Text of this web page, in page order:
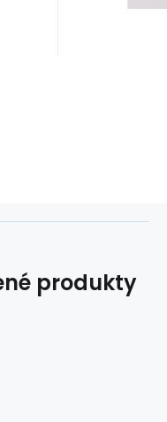
produkty